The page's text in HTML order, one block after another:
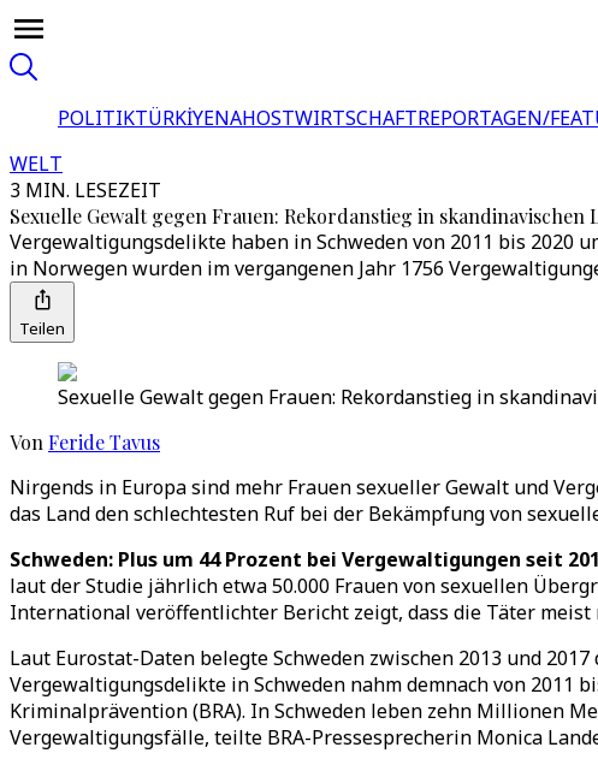
POLITIKTÜRKİYENAHOSTWIRTSCHAFTREPORTAGEN/
WELT
3 MIN. LESEZEIT
Sexuelle Gewalt gegen Frauen: Rekordanstieg in skandinavischen
Vergewaltigungsdelikte haben in Schweden von 2011 bis 2020
in Norwegen wurden im vergangenen Jahr 1756
Teilen
Sexuelle Gewalt gegen Frauen: Rekordanstieg in
Von Feride Tavus
Nirgends in Europa sind mehr Frauen sexueller Gewalt und
das Land den schlechtesten Ruf bei der Bekämpfung von
Schweden: Plus um 44 Prozent bei Vergewaltigungen seit
laut der Studie jährlich etwa 50.000 Frauen von sexuellen
International veröffentlichter Bericht zeigt, dass die Täter
Laut Eurostat-Daten belegte Schweden zwischen 2013 und
Vergewaltigungsdelikte in Schweden nahm demnach von 2011
Kriminalprävention (BRA). In Schweden leben zehn Millionen
Vergewaltigungsfälle, teilte BRA-Pressesprecherin Monica